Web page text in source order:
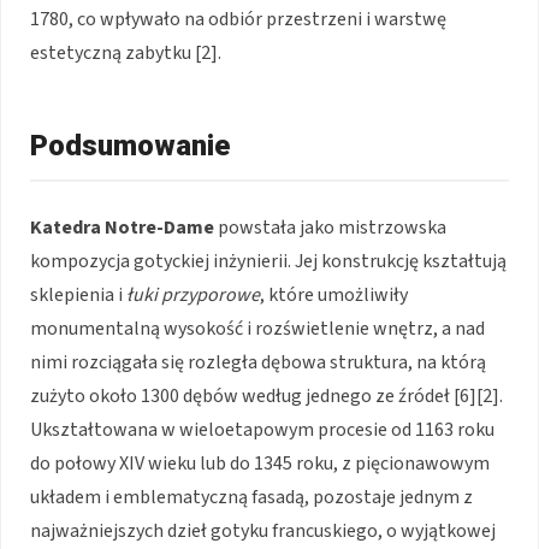
1780, co wpływało na odbiór przestrzeni i warstwę
estetyczną zabytku [2].
Podsumowanie
Katedra Notre-Damepowstała jako mistrzowska
kompozycja gotyckiej inżynierii. Jej konstrukcję kształtują
sklepienia i łuki przyporowe, które umożliwiły
monumentalną wysokość i rozświetlenie wnętrz, a nad
nimi rozciągała się rozległa dębowa struktura, na którą
zużyto około 1300 dębów według jednego ze źródeł [6][2].
Ukształtowana w wieloetapowym procesie od 1163 roku
do połowy XIV wieku lub do 1345 roku, z pięcionawowym
układem i emblematyczną fasadą, pozostaje jednym z
najważniejszych dzieł gotyku francuskiego, o wyjątkowej